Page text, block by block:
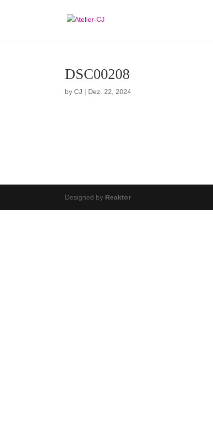
DSC00208
byCJ | Dez. 22, 2024
Designed by Reaktor